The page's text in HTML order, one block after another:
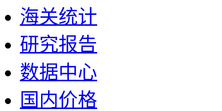
海关统计
研究报告
数据中心
国内价格